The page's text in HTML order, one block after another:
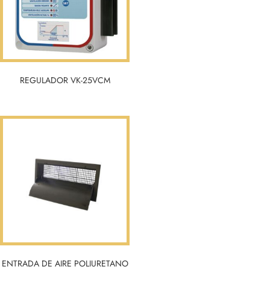
REGULADOR VK-25VCM
ENTRADA DE AIRE POLIURETANO